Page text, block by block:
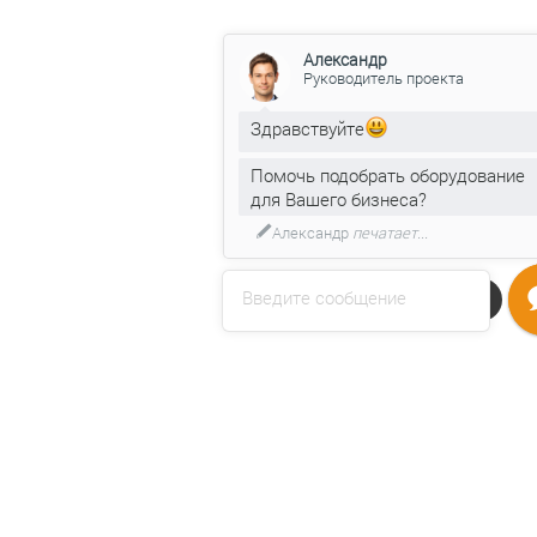
Напишите нам
Введите сообщение
Александр
Руководитель проекта
Здравствуйте
Помочь подобрать оборудование
для Вашего бизнеса?
Александр печатает...